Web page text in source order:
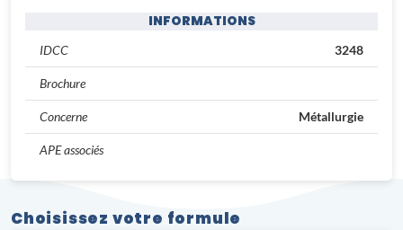
INFORMATIONS
IDCC 3248
Brochure
Concerne Métallurgie
APE associés
Choisissez votre formule